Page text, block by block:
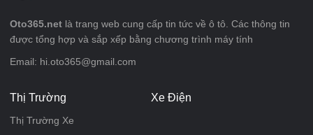
Oto365.net là trang web cung cấp tin tức về ô tô. Các thông tin
được tổng hợp và sắp xếp bằng chương trình máy tính
Email: hi.oto365@gmail.com
Thị Trường
Thị Trường Xe
Xe Điện